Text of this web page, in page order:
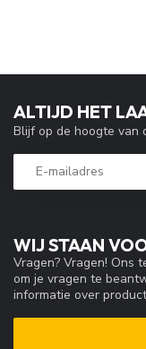
WIJ STAAN
Vragen? Vragen! Ons
om je vragen te
informatie over
ALTIJD HET
Blijf op de hoogte van